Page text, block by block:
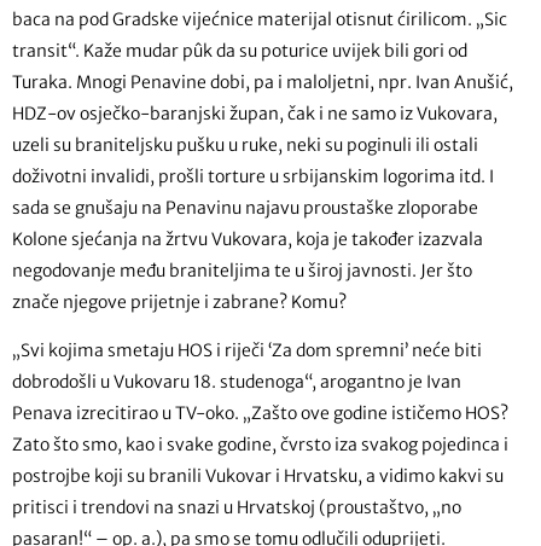
baca na pod Gradske vijećnice materijal otisnut ćirilicom. „Sic
transit“. Kaže mudar pûk da su poturice uvijek bili gori od
Turaka. Mnogi Penavine dobi, pa i maloljetni, npr. Ivan Anušić,
HDZ-ov osječko-baranjski župan, čak i ne samo iz Vukovara,
uzeli su braniteljsku pušku u ruke, neki su poginuli ili ostali
doživotni invalidi, prošli torture u srbijanskim logorima itd. I
sada se gnušaju na Penavinu najavu proustaške zloporabe
Kolone sjećanja na žrtvu Vukovara, koja je također izazvala
negodovanje među braniteljima te u široj javnosti. Jer što
znače njegove prijetnje i zabrane? Komu?
„Svi kojima smetaju HOS i riječi ‘Za dom spremni’ neće biti
dobrodošli u Vukovaru 18. studenoga“, arogantno je Ivan
Penava izrecitirao u TV-oko. „Zašto ove godine ističemo HOS?
Zato što smo, kao i svake godine, čvrsto iza svakog pojedinca i
postrojbe koji su branili Vukovar i Hrvatsku, a vidimo kakvi su
pritisci i trendovi na snazi u Hrvatskoj (proustaštvo, „no
pasaran!“ – op. a.), pa smo se tomu odlučili oduprijeti.